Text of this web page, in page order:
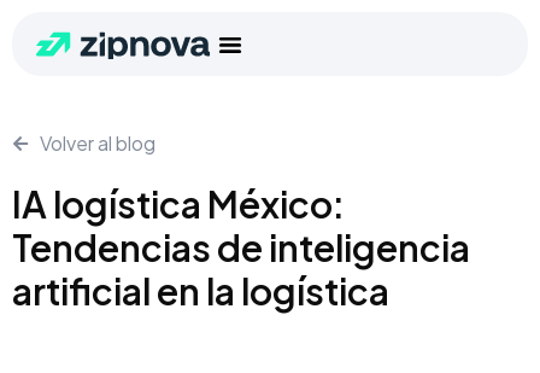
Volver al blog
IA logística México:
Tendencias de inteligencia
artificial en la logística